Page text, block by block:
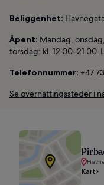
Beliggenhet:
Åpent: Mandag,
torsdag: kl. 12.00–21.00.
Telefonnummer: +47
Se overnattingssteder i
Kart